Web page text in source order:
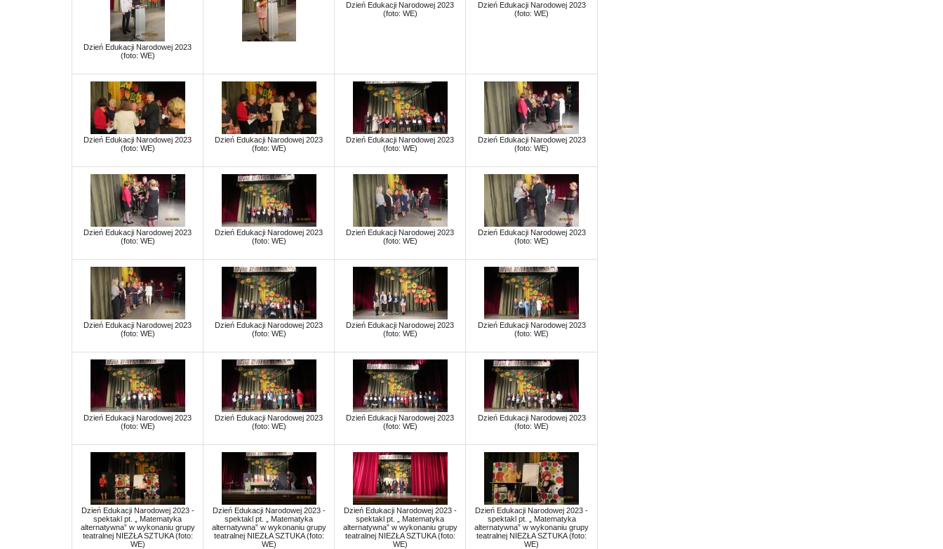
Dzień Edukacji Narodowej 2023
(foto: WE)
Dzień Edukacji Narodowej 2023
(foto: WE)
Dzień Edukacji Narodowej 2023
(foto: WE)
Dzień Edukacji Narodowej 2023
(foto: WE)
Dzień Edukacji Narodowej 2023
(foto: WE)
Dzień Edukacji Narodowej 2023
(foto: WE)
Dzień Edukacji Narodowej 2023
(foto: WE)
Dzień Edukacji Narodowej 2023
(foto: WE)
Dzień Edukacji Narodowej 2023
(foto: WE)
Dzień Edukacji Narodowej 2023
(foto: WE)
Dzień Edukacji Narodowej 2023
(foto: WE)
Dzień Edukacji Narodowej 2023
(foto: WE)
Dzień Edukacji Narodowej 2023
(foto: WE)
Dzień Edukacji Narodowej 2023
(foto: WE)
Dzień Edukacji Narodowej 2023
(foto: WE)
Dzień Edukacji Narodowej 2023
(foto: WE)
Dzień Edukacji Narodowej 2023
(foto: WE)
Dzień Edukacji Narodowej 2023
(foto: WE)
Dzień Edukacji Narodowej 2023
(foto: WE)
Dzień Edukacji Narodowej 2023 -
spektakl pt. „ Matematyka
alternatywna” w wykonaniu grupy
teatralnej NIEZŁA SZTUKA (foto:
WE)
Dzień Edukacji Narodowej 2023 -
spektakl pt. „ Matematyka
alternatywna” w wykonaniu grupy
teatralnej NIEZŁA SZTUKA (foto:
WE)
Dzień Edukacji Narodowej 2023 -
spektakl pt. „ Matematyka
alternatywna” w wykonaniu grupy
teatralnej NIEZŁA SZTUKA (foto:
WE)
Dzień Edukacji Narodowej 2023 -
spektakl pt. „ Matematyka
alternatywna” w wykonaniu grupy
teatralnej NIEZŁA SZTUKA (foto:
WE)